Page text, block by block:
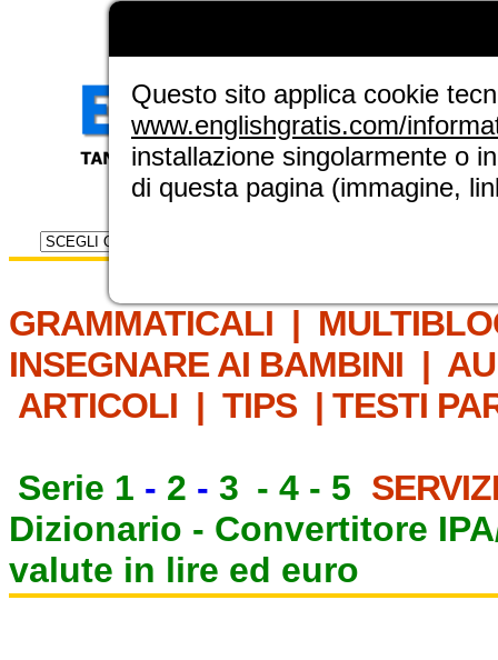
Selettore risorse
GRAMMATICALI |
INSEGNARE AI BAMBINI |
ARTICOLI | TIPS | TESTI
Serie 1 - 2 - 3 - 4 - 5
Dizionario - Convertitore
valute in lire ed euro
Questo sito applica cookie
www.englishgratis.com/
installazione singolarmente o
di questa pagina (immagine,